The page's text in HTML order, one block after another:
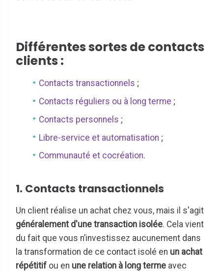
Différentes sortes de contacts
clients :
Contacts transactionnels ;
Contacts réguliers ou à long terme ;
Contacts personnels ;
Libre-service et automatisation ;
Communauté et cocréation.
1. Contacts transactionnels
Un client réalise un achat chez vous, mais il s'agit
généralement d'une transaction isolée. Cela vient
du fait que vous n’investissez aucunement dans
la transformation de ce contact isolé en un achat
répétitif ou en une relation à long terme avec